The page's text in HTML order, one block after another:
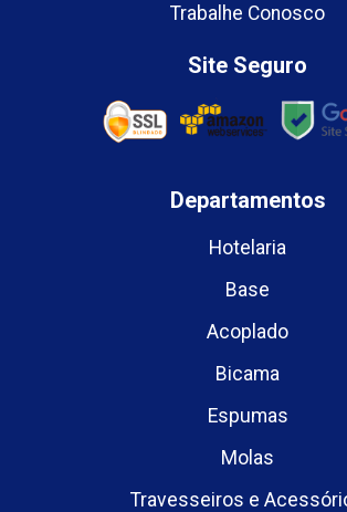
Trabalhe Conosco
Site Seguro
Departamentos
Hotelaria
Base
Acoplado
Bicama
Espumas
Molas
Travesseiros e